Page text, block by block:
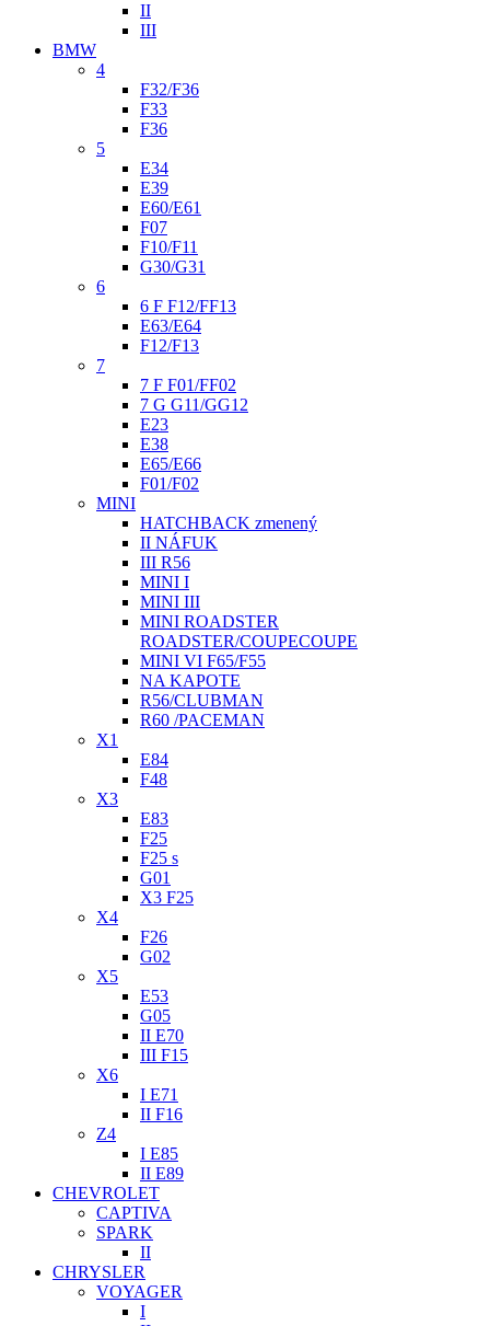
II
III
BMW
4
F32/F36
F33
F36
5
E34
E39
E60/E61
F07
F10/F11
G30/G31
6
6 F F12/FF13
E63/E64
F12/F13
7
7 F F01/FF02
7 G G11/GG12
E23
E38
E65/E66
F01/F02
MINI
HATCHBACK zmenený
II NÁFUK
III R56
MINI I
MINI III
MINI ROADSTER
ROADSTER/COUPECOUPE
MINI VI F65/F55
NA KAPOTE
R56/CLUBMAN
R60 /PACEMAN
X1
E84
F48
X3
E83
F25
F25 s
G01
X3 F25
X4
F26
G02
X5
E53
G05
II E70
III F15
X6
I E71
II F16
Z4
I E85
II E89
CHEVROLET
CAPTIVA
SPARK
II
CHRYSLER
VOYAGER
I